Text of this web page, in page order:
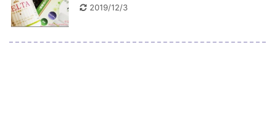
2019/12/3